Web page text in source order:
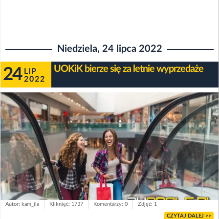
Niedziela, 24 lipca 2022
24 LIP
2022
UOKiK bierze się za letnie wyprzedaże
Autor: kam_ila Kliknięć: 1737 Komentarzy: 0 Zdjęć: 1
CZYTAJ DALEJ >>